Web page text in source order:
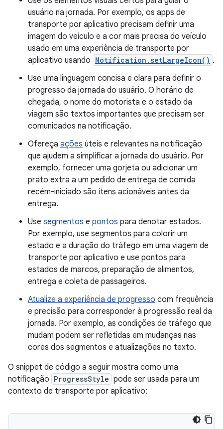
usuário na jornada. Por exemplo, os apps de
transporte por aplicativo precisam definir uma
imagem do veículo e a cor mais precisa do veículo
usado em uma experiência de transporte por
aplicativo usando Notification.setLargeIcon() .
Use uma linguagem concisa e clara para definir o
progresso da jornada do usuário. O horário de
chegada, o nome do motorista e o estado da
viagem são textos importantes que precisam ser
comunicados na notificação.
Ofereça ações úteis e relevantes na notificação
que ajudem a simplificar a jornada do usuário. Por
exemplo, fornecer uma gorjeta ou adicionar um
prato extra a um pedido de entrega de comida
recém-iniciado são itens acionáveis antes da
entrega.
Use segmentos e pontos para denotar estados.
Por exemplo, use segmentos para colorir um
estado e a duração do tráfego em uma viagem de
transporte por aplicativo e use pontos para
estados de marcos, preparação de alimentos,
entrega e coleta de passageiros.
Atualize a experiência de progresso com frequência
e precisão para corresponder à progressão real da
jornada. Por exemplo, as condições de tráfego que
mudam podem ser refletidas em mudanças nas
cores dos segmentos e atualizações no texto.
O snippet de código a seguir mostra como uma
notificação ProgressStyle pode ser usada para um
contexto de transporte por aplicativo: